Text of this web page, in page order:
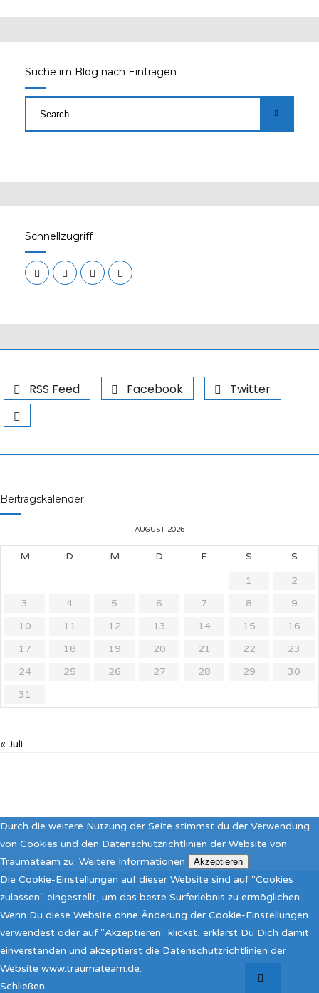
Suche im Blog nach Einträgen
Schnellzugriff
RSS Feed Facebook Twitter
Beitragskalender
AUGUST 2026
M D M D F S
S
1
2
3
4 5 6 7 8
9
10
11 12 13 14 15
16
17
18 19 20 21 22
23
24
25 26 27 28 29
30
31
« Juli
Durch die weitere Nutzung der Seite stimmst du der Verwendung
von Cookies und den Datenschutzrichtlinien der Website von
Traumateam zu. Weitere Informationen Akzeptieren
Die Cookie-Einstellungen auf dieser Website sind auf "Cookies
zulassen" eingestellt, um das beste Surferlebnis zu ermöglichen.
Wenn Du diese Website ohne Änderung der Cookie-Einstellungen
verwendest oder auf "Akzeptieren" klickst, erklärst Du Dich damit
einverstanden und akzeptierst die Datenschutzrichtlinien der
Website www.traumateam.de.
Schließen